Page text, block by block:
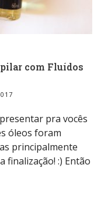
com Fluídos
pra vocês
óleos foram
principalmente
finalização! :) Então